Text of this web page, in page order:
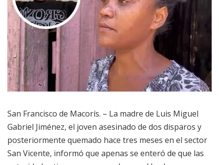
San Francisco de Macorís. – La madre de Luis Miguel
Gabriel Jiménez, el joven asesinado de dos disparos y
posteriormente quemado hace tres meses en el sector
San Vicente, informó que apenas se enteró de que las